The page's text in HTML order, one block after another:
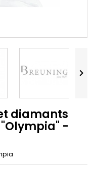

diamants
-